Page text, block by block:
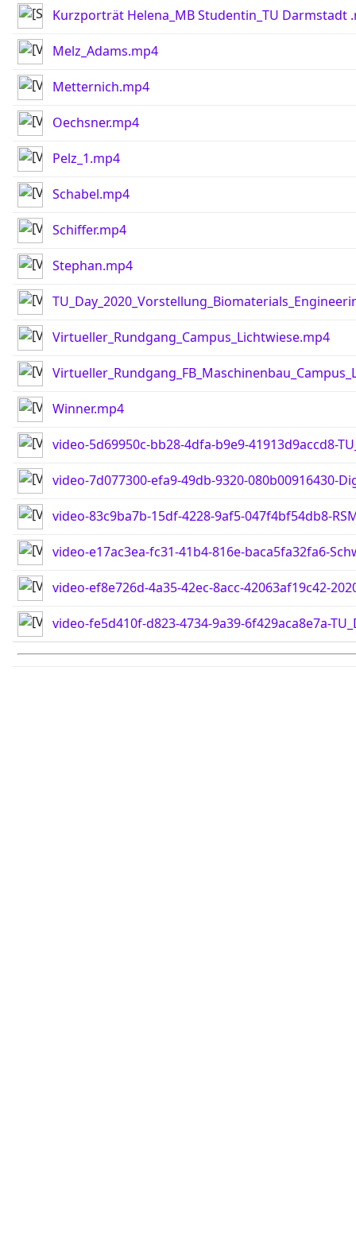
Kurzporträt Helena_MB Studentin_TU Darmstadt
Melz_Adams.mp4
Metternich.mp4
Oechsner.mp4
Pelz_1.mp4
Schabel.mp4
Schiffer.mp4
Stephan.mp4
Virtueller_Rundgang_Campus_Lichtwiese.mp4
Winner.mp4
video-5d69950c-bb28-4dfa-b9e9-41913d9accd8-
video-7d077300-efa9-49db-9320-080b00916430-
video-83c9ba7b-15df-4228-9af5-047f4bf54db8-
video-e17ac3ea-fc31-41b4-816e-baca5fa32fa6-
video-ef8e726d-4a35-42ec-8acc-42063af19c42-
video-fe5d410f-d823-4734-9a39-6f429aca8e7a-